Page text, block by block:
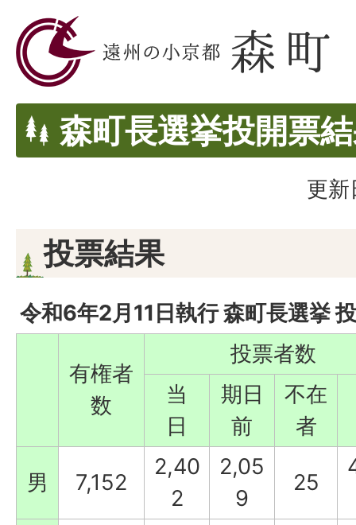
森町長選挙投開票
更
投票結果
令和6年2月11日執行 森町長選挙
有権者
数
投票者数
当
日
期日
前
不在
者
男 7,152
2,40
2
2,05
9
25